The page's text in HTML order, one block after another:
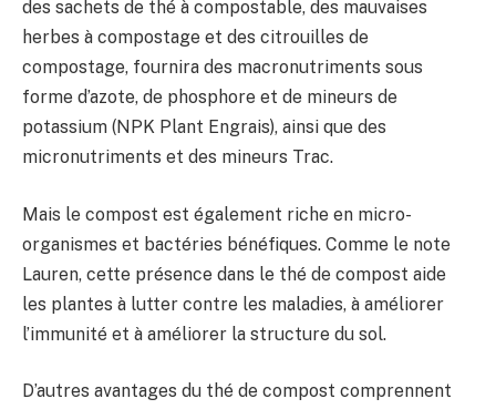
des sachets de thé à compostable, des mauvaises
herbes à compostage et des citrouilles de
compostage, fournira des macronutriments sous
forme d’azote, de phosphore et de mineurs de
potassium (NPK Plant Engrais), ainsi que des
micronutriments et des mineurs Trac.
Mais le compost est également riche en micro-
organismes et bactéries bénéfiques. Comme le note
Lauren, cette présence dans le thé de compost aide
les plantes à lutter contre les maladies, à améliorer
l’immunité et à améliorer la structure du sol.
D’autres avantages du thé de compost comprennent